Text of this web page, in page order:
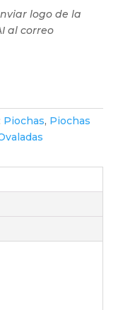
logo de la
al correo
Piochas, Piochas